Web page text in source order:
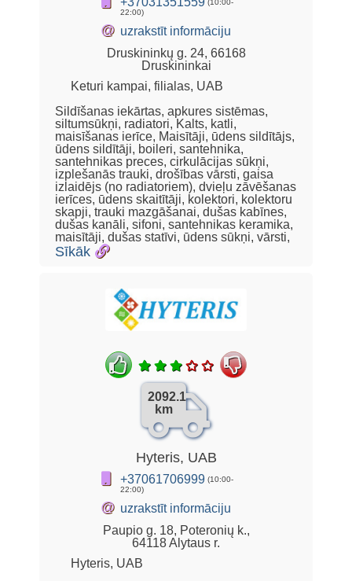
(10:00-
22:00)
@ uzrakstīt informāciju
Druskininkų g. 24, 66168
Druskininkai
Keturi kampai, filialas, UAB
Sildīšanas iekārtas, apkures sistēmas,
siltumsūkņi, radiatori, Kalts, katli,
maisīšanas ierīce, Maisītāji, ūdens sildītājs,
ūdens sildītāji, boileri, santehnika,
santehnikas preces, cirkulācijas sūkņi,
izplešanās trauki, drošības vārsti, gaisa
izlaidējs (no radiatoriem), dvieļu zāvēšanas
ierīces, ūdens skaitītāji, kolektori, kolektoru
skapji, trauki mazgāšanai, dušas kabīnes,
dušas kanāli, sifoni, santehnikas keramika,
maisītāji, dušas statīvi, ūdens sūkņi, vārsti,
Sīkāk
2092.1
km
Hyteris, UAB
+37061706999 (10:00-
22:00)
@ uzrakstīt informāciju
Paupio g. 18, Poteronių k.,
64118 Alytaus r.
Hyteris, UAB